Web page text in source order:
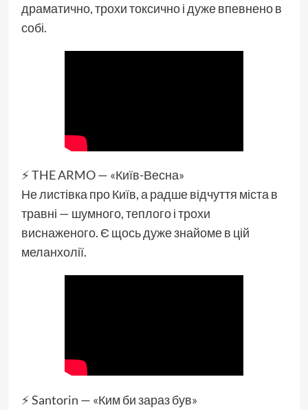
драматично, трохи токсично і дуже впевнено в
собі.
⚡️ THE ARMO — «Київ-Весна»
Не листівка про Київ, а радше відчуття міста в
травні — шумного, теплого і трохи
виснаженого. Є щось дуже знайоме в цій
меланхолії.
⚡️ Santorin — «Ким би зараз був»